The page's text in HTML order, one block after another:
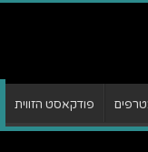
פודקאסט הזווית